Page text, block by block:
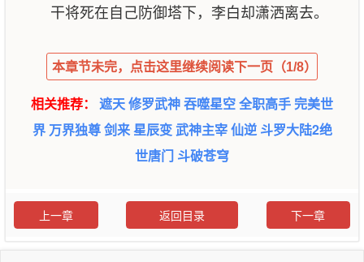
干将死在自己防御塔下，李白却潇洒离去。
本章节未完，点击这里继续阅读下一页（1/8）
相关推荐： 遮天修罗武神吞噬星空全职高手 完美世
界 万界独尊剑来星辰变武神主宰仙逆 斗罗大陆2绝
世唐门 斗破苍穹
上一章 返回目录 下一章